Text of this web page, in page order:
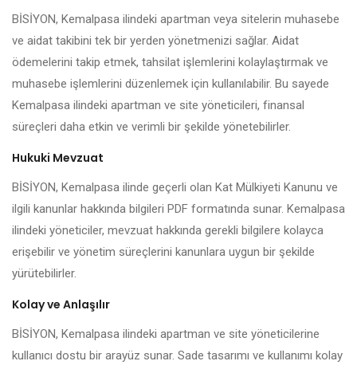
BİSİYON, Kemalpasa ilindeki apartman veya sitelerin muhasebe
ve aidat takibini tek bir yerden yönetmenizi sağlar. Aidat
ödemelerini takip etmek, tahsilat işlemlerini kolaylaştırmak ve
muhasebe işlemlerini düzenlemek için kullanılabilir. Bu sayede
Kemalpasa ilindeki apartman ve site yöneticileri, finansal
süreçleri daha etkin ve verimli bir şekilde yönetebilirler.
Hukuki Mevzuat
BİSİYON, Kemalpasa ilinde geçerli olan Kat Mülkiyeti Kanunu ve
ilgili kanunlar hakkında bilgileri PDF formatında sunar. Kemalpasa
ilindeki yöneticiler, mevzuat hakkında gerekli bilgilere kolayca
erişebilir ve yönetim süreçlerini kanunlara uygun bir şekilde
yürütebilirler.
Kolay ve Anlaşılır
BİSİYON, Kemalpasa ilindeki apartman ve site yöneticilerine
kullanıcı dostu bir arayüz sunar. Sade tasarımı ve kullanımı kolay